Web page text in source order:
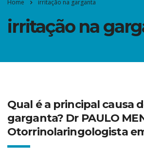
Home irritação na garganta
irritação na
Qual é a principal causa
garganta? Dr PAULO
Otorrinolaringologista